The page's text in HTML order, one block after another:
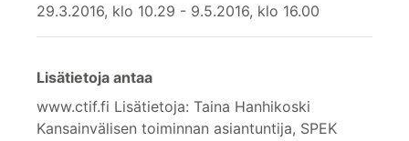
29.3.2016, klo 10.29 - 9.5.2016, klo 16.00
Lisätietoja antaa
www.ctif.fi Lisätietoja: Taina Hanhikoski
Kansainvälisen toiminnan asiantuntija, SPEK